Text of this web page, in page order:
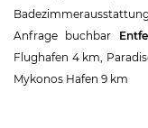
Anfrage buchbar
Flughafen 4 km,
Mykonos Hafen 9 km